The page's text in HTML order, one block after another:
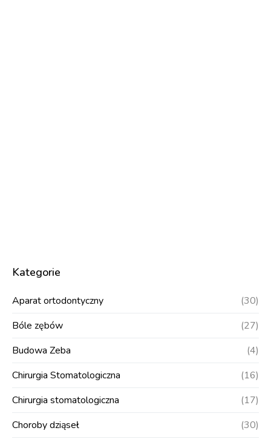
Kategorie
Aparat ortodontyczny
(30)
Bóle zębów
(27)
Budowa Zeba
(4)
Chirurgia Stomatologiczna
(16)
Chirurgia stomatologiczna
(17)
Choroby dziąseł
(30)